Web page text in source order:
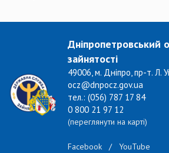
Дніпропетровський
зайнятості
49006, м. Дніпро, пр-т. Л.
ocz@dnpocz.gov.ua
тел.: (056) 787 17 84
0 800 21 97 12
(переглянути на карті)
Facebook / YouTube